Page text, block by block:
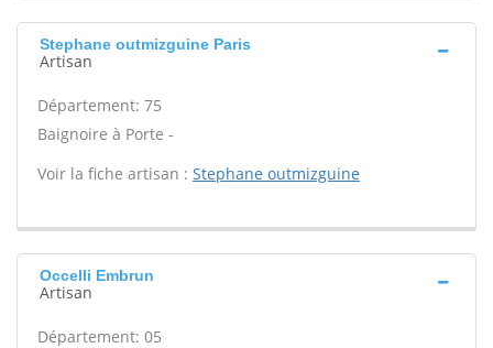
Stephane outmizguine Paris
Artisan
Département: 75
Baignoire à Porte -
Voir la fiche artisan : Stephane outmizguine
Occelli Embrun
Artisan
Département: 05